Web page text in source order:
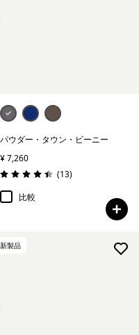
パウダー・タウン・ビーニー
¥ 7,260
評価: 4.5 / 5
(13レビュー
)
比較
新製品